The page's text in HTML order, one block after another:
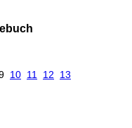
10 11 12 13